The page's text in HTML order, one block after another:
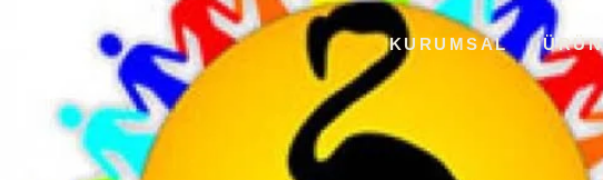
KURUMSAL